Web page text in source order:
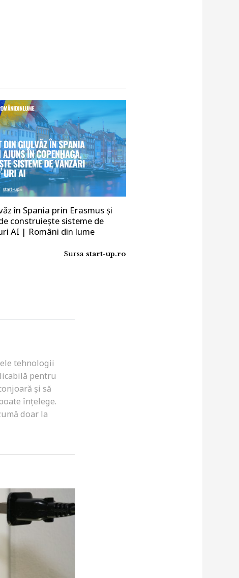
în Spania prin Erasmus și
construiește sisteme de
AI | Români din lume
Sursa start-up.ro
tehnologii
pentru
și să
înțelege.
doar la